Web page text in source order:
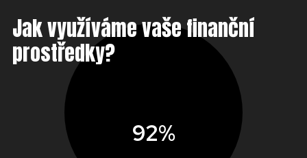
Jak využíváme vaše finanční
prostředky?
92%